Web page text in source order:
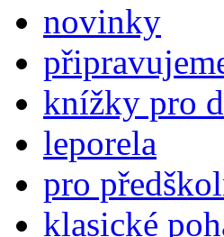
novinky
knížky pro
leporela
pro
klasické